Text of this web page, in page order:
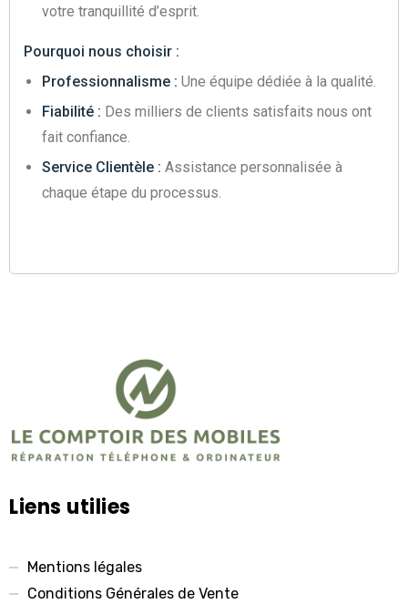
votre tranquillité d’esprit.
Pourquoi nous choisir :
Professionnalisme : Une équipe dédiée à la qualité.
Fiabilité : Des milliers de clients satisfaits nous ont
fait confiance.
Service Clientèle : Assistance personnalisée à
chaque étape du processus.
Liens utilies
Mentions légales
Conditions Générales de Vente